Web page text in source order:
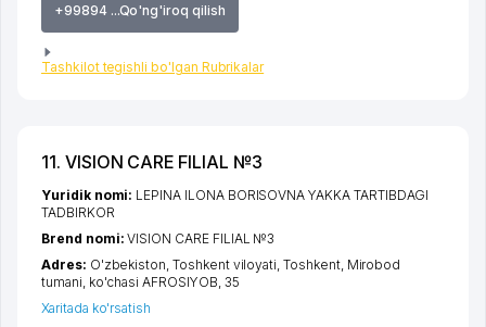
+99894 ...Qo'ng'iroq qilish
Tashkilot tegishli bo'lgan Rubrikalar
11. VISION CARE FILIAL №3
Yuridik nomi: LEPINA ILONA BORISOVNA YAKKA TARTIBDAGI
TADBIRKOR
Brend nomi:VISION CARE FILIAL №3
Adres: O'zbekiston,Toshkent viloyati,Toshkent, Mirobod
tumani, ko'chasi AFROSIYOB, 35
Xaritada ko'rsatish